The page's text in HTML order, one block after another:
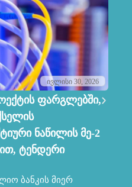
ივლისი 30, 2026
ფარგლებში,
ნაწილის მე-2
ტენდერი
ბანკის მიერ